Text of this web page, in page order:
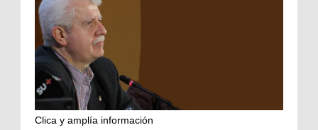
Clica y amplía información